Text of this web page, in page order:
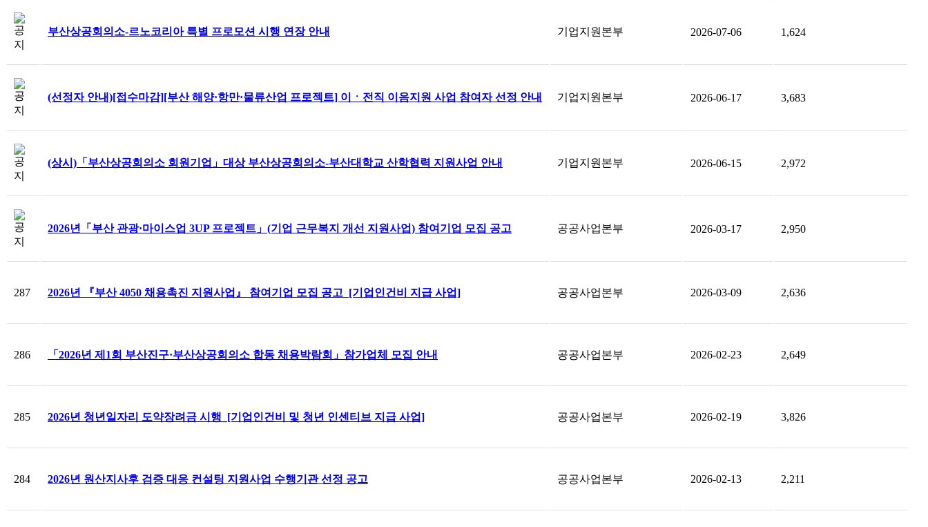
부산상공회의소-르노코리아 특별 프로모션 시행 연장 안내 기업지원본부 2026-07-06 1,624
(선정자 안내)[접수마감][부산 해양·항만·물류산업 프로젝트] 이ㆍ전직 이음지원 사업 참여자 선정 안내 기업지원본부 2026-06-17 3,683
(상시)「부산상공회의소 회원기업」대상 부산상공회의소-부산대학교 산학협력 지원사업 안내 기업지원본부 2026-06-15 2,972
2026년「부산 관광·마이스업 3UP 프로젝트」(기업 근무복지 개선 지원사업) 참여기업 모집 공고 공공사업본부 2026-03-17 2,950
287 2026년 『부산 4050 채용촉진 지원사업』 참여기업 모집 공고_[기업인건비 지급 사업] 공공사업본부 2026-03-09 2,636
286 「2026년 제1회 부산진구·부산상공회의소 합동 채용박람회」참가업체 모집 안내 공공사업본부 2026-02-23 2,649
285 2026년 청년일자리 도약장려금 시행_[기업인건비 및 청년 인센티브 지급 사업] 공공사업본부 2026-02-19 3,826
284 2026년 원산지사후 검증 대응 컨설팅 지원사업 수행기관 선정 공고 공공사업본부 2026-02-13 2,211